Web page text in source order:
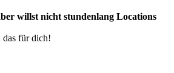
willst nicht stundenlang Locations
das für dich!